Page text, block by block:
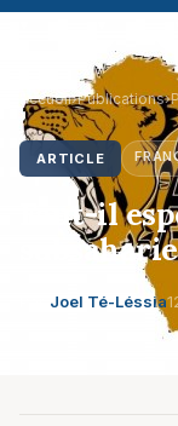
Accueil›Publications›
ARTICLE
Faut-il
Joel Té-Léssia